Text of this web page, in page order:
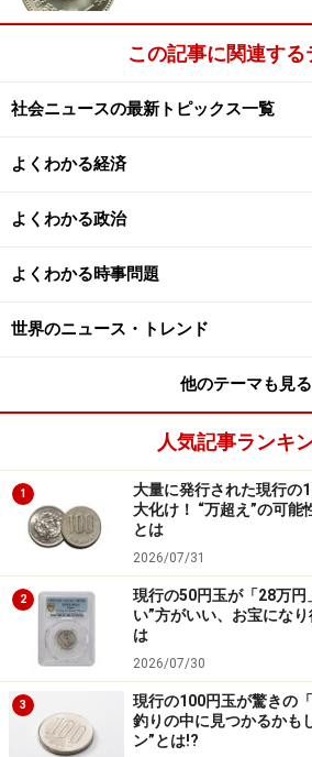
クマとのにらみ合いは数十秒から
だが、幸いなことにクマの方から
ん頂上まで戻ると周囲にいた人に注
消えた方向とは遠い登山道路を選
後から冷静に考えると、そのクマ
幅いっぱいほどある体長1.5メート
その年も山に餌が少なかったのだ
いたように見えた。
がいたので、呼び止めてクマの目
後に、地元の猟友会が周辺の山に
聞いたが駆除されたかどうかは定
光客で賑わう観光地であり、キャ
自分もまさかそんな人の多いとこ
うとは思いもよらなかった。
山間部で「絶対にやっては
この記事に関連する
社会ニュースの最新トピックス一覧
よくわかる経済
よくわかる政治
よくわかる時事問題
世界のニュース・トレンド
他のテーマも見る
人気記事ランキ
1
大量に発行された現行の
大化け！ “万超え”の可
とは
2026/07/31
2
現行の50円玉が「28万円
い”方がいい、お宝にな
は
2026/07/30
3
現行の100円玉が驚きの
釣りの中に見つかるかも
ン”とは!?